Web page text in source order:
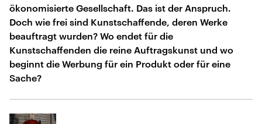
ökonomisierte Gesellschaft. Das ist der Anspruch.
Doch wie frei sind Kunstschaffende, deren Werke
beauftragt wurden? Wo endet für die
Kunstschaffenden die reine Auftragskunst und wo
beginnt die Werbung für ein Produkt oder für eine
Sache?